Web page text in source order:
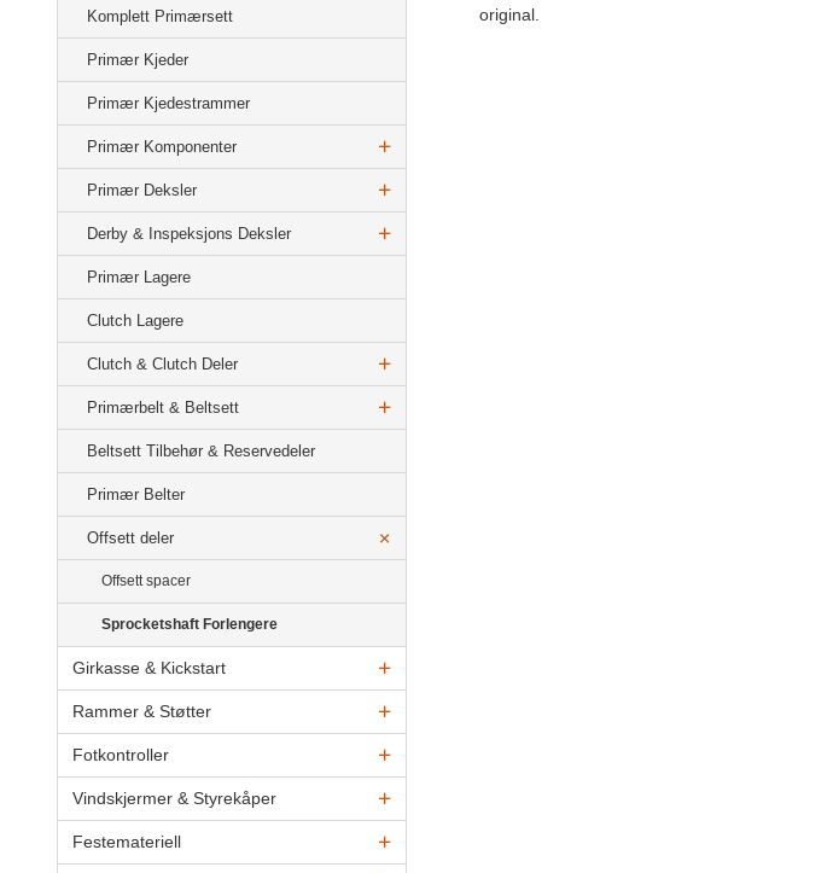
Komplett Primærsett
Primær Kjeder
Primær Kjedestrammer
Primær Komponenter
Primær Deksler
Derby & Inspeksjons Deksler
Primær Lagere
Clutch Lagere
Clutch & Clutch Deler
Primærbelt & Beltsett
Beltsett Tilbehør & Reservedeler
Primær Belter
Offsett deler
Offsett spacer
Sprocketshaft Forlengere
Girkasse & Kickstart
Rammer & Støtter
Fotkontroller
Vindskjermer & Styrekåper
Festemateriell
original.